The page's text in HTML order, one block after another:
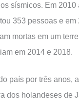
sísmicos. Em 2010
353 pessoas e em
mortas em um
em 2014 e 2018.
país por três anos,
dos holandeses de